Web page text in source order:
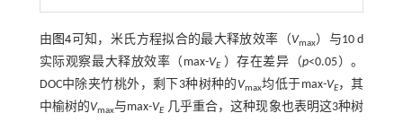
由 图4 可知，米氏方程拟合的最大释放效率（Vmax）与10 d
实际观察最大释放效率（max-VE）存在差异（p<0.05）。
DOC中除夹竹桃外，剩下3种树种的 Vmax均低于max-VE，其
中榆树的Vmax与max-VE几乎重合，这种现象也表明这3种树